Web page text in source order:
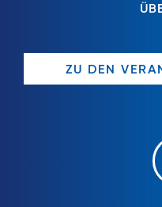
ZU DEN